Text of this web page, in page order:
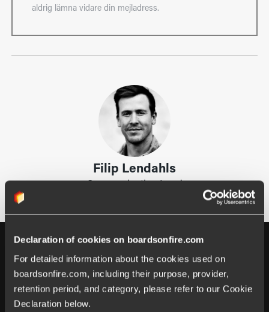
Declaration of cookies on boardsonfire.com
For detailed information about the cookies used on
boardsonfire.com, including their purpose, provider,
retention period, and category, please refer to our Cookie
Declaration below.
aldrig lämna vidare din mejladress.
Filip Lendahls
Händer på Boards on Fire